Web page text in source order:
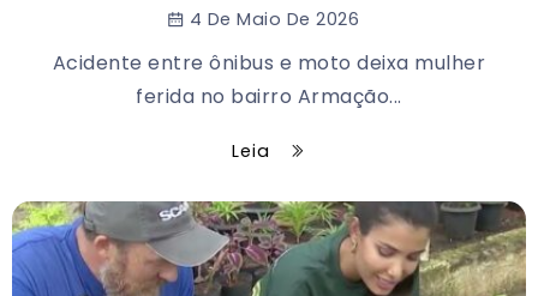
4 De Maio De 2026
Acidente entre ônibus e moto deixa mulher
ferida no bairro Armação...
Leia